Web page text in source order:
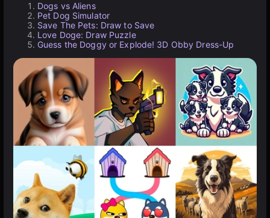
Dogs vs Aliens
Pet Dog Simulator
Save The Pets: Draw to Save
Love Doge: Draw Puzzle
Guess the Doggy or Explode! 3D Obby Dress-Up